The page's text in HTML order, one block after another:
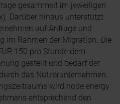
gesammelt im jeweiligen
Darüber hinaus unterstützt
auf Anfrage und
im Rahmen der Migration. Die
150 pro Stunde dem
gestellt und bedarf der
das Nutzerunternehmen.
wird node.energy
entsprechend den